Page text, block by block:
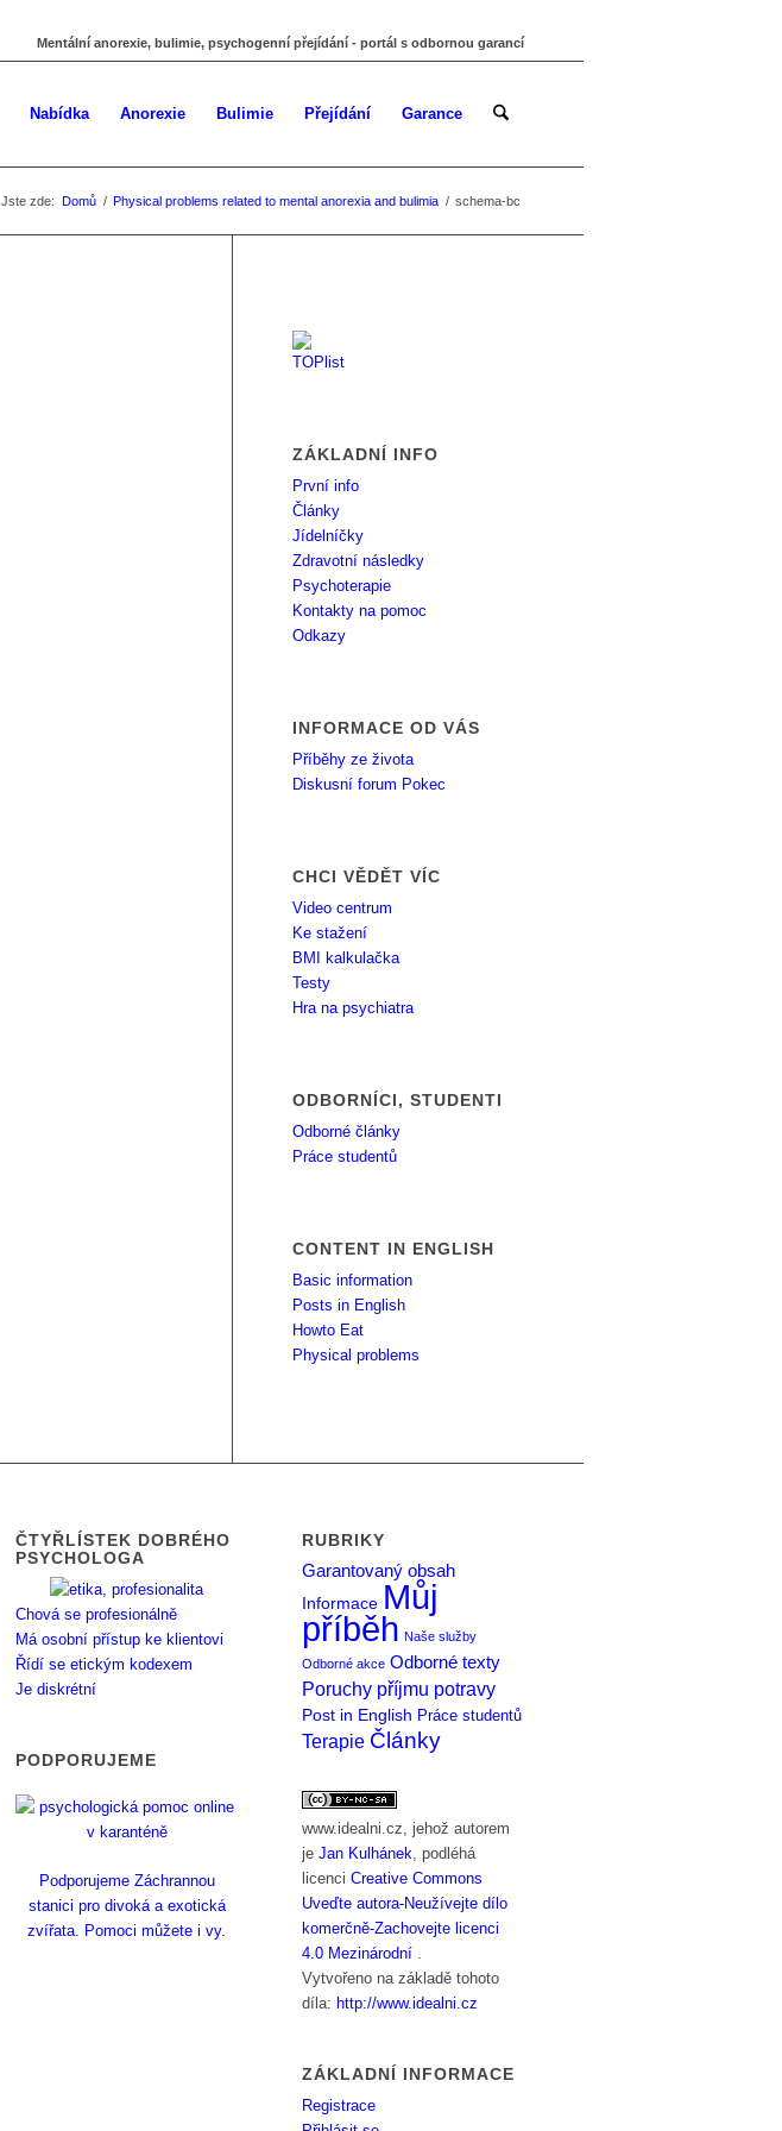
Mentální anorexie, bulimie, psychogenní přejídání - portál s odbornou garancí
Nabídka Anorexie Bulimie Přejídání Garance
Jste zde: Domů / Physical problems related to mental anorexia and bulimia / schema-bc
ZÁKLADNÍ INFO
První info
Články
Jídelníčky
Zdravotní následky
Psychoterapie
Kontakty na pomoc
Odkazy
INFORMACE OD VÁS
Příběhy ze života
Diskusní forum Pokec
CHCI VĚDĚT VÍC
Video centrum
Ke stažení
BMI kalkulačka
Testy
Hra na psychiatra
ODBORNÍCI, STUDENTI
Odborné články
Práce studentů
CONTENT IN ENGLISH
Basic information
Posts in English
Howto Eat
Physical problems
ČTYŘLÍSTEK DOBRÉHO
PSYCHOLOGA
Chová se profesionálně
Má osobní přístup ke klientovi
Řídí se etickým kodexem
Je diskrétní
PODPORUJEME
Podporujeme Záchrannou
stanici pro divoká a exotická
zvířata. Pomoci můžete i vy.
RUBRIKY
Garantovaný obsah
Informace Můj
příběh Naše služby
Odborné akce Odborné texty
Poruchy příjmu potravy
Post in English Práce studentů
Terapie Články
www.idealni.cz, jehož autorem
jeJan Kulhánek, podléhá
licenciCreative Commons
Uveďte autora-Neužívejte dílo
komerčně-Zachovejte licenci
4.0 Mezinárodní .
Vytvořeno na základě tohoto
díla: http://www.idealni.cz
ZÁKLADNÍ INFORMACE
Registrace